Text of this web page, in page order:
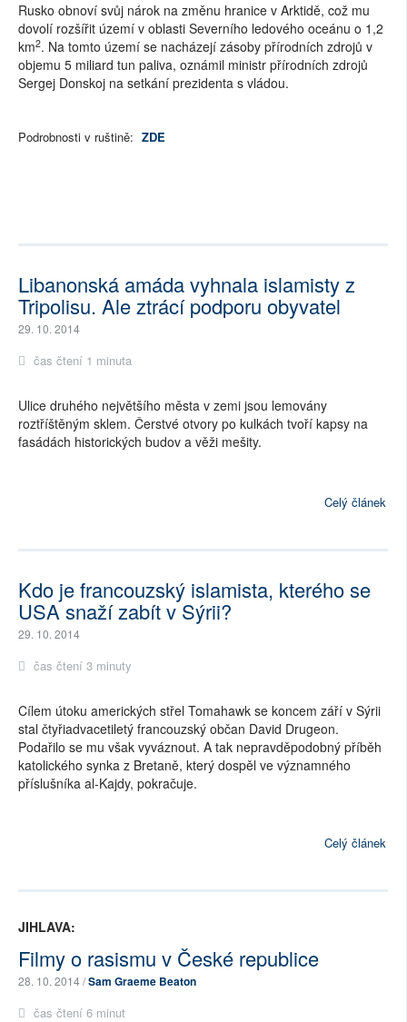
Rusko obnoví svůj nárok na změnu hranice v Arktidě, což mu
dovolí rozšířit území v oblasti Severního ledového oceánu o 1,2
km2. Na tomto území se nacházejí zásoby přírodních zdrojů v
objemu 5 miliard tun paliva, oznámil ministr přírodních zdrojů
Sergej Donskoj na setkání prezidenta s vládou.
Podrobnosti v ruštině: ZDE
Libanonská amáda vyhnala islamisty z
Tripolisu. Ale ztrácí podporu obyvatel
29. 10. 2014
čas čtení 1 minuta
Ulice druhého největšího města v zemi jsou lemovány
roztříštěným sklem. Čerstvé otvory po kulkách tvoří kapsy na
fasádách historických budov a věži mešity.
Celý článek
Kdo je francouzský islamista, kterého se
USA snaží zabít v Sýrii?
29. 10. 2014
čas čtení 3 minuty
Cílem útoku amerických střel Tomahawk se koncem září v Sýrii
stal čtyřiadvacetiletý francouzský občan David Drugeon.
Podařilo se mu však vyváznout. A tak nepravděpodobný příběh
katolického synka z Bretaně, který dospěl ve významného
příslušníka al-Kajdy, pokračuje.
Celý článek
JIHLAVA:
Filmy o rasismu v České republice
28. 10. 2014 /Sam Graeme Beaton
čas čtení 6 minut